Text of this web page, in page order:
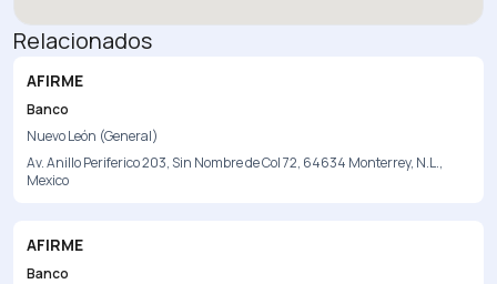
Relacionados
AFIRME
Banco
Nuevo León (General)
Av. Anillo Periferico 203, Sin Nombre de Col 72, 64634 Monterrey, N.L.,
Mexico
AFIRME
Banco